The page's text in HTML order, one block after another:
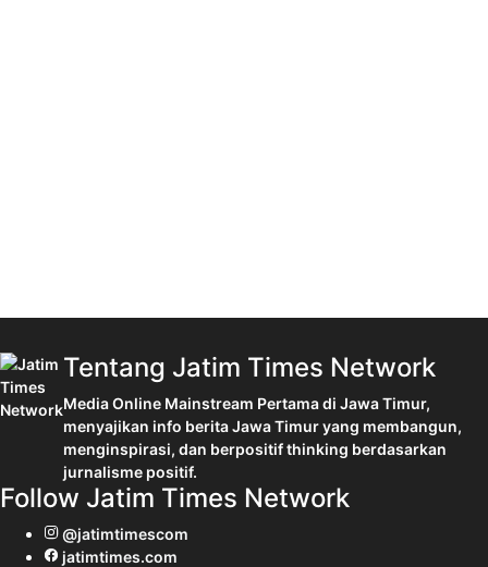
Tentang Jatim Times Network
Media Online Mainstream Pertama di Jawa Timur,
menyajikan info berita Jawa Timur yang membangun,
menginspirasi, dan berpositif thinking berdasarkan
jurnalisme positif.
Follow Jatim Times Network
@jatimtimescom
jatimtimes.com